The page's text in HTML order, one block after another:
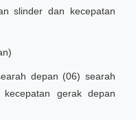
slinder dan kecepatan
depan (06) searah
gerak depan